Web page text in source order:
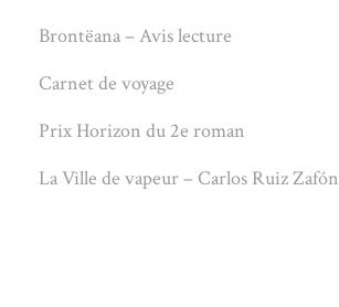
Brontëana – Avis lecture
Carnet de voyage
Prix Horizon du 2e roman
La Ville de vapeur – Carlos Ruiz Zafón